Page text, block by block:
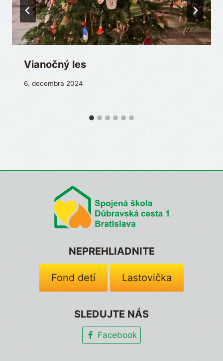
Vianočný les
6. decembra 2024
NEPREHLIADNITE
Fond detí Lastovička
SLEDUJTE NÁS
Facebook